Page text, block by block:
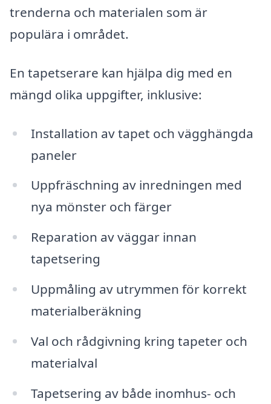
trenderna och materialen som är
populära i området.
En tapetserare kan hjälpa dig med en
mängd olika uppgifter, inklusive:
Installation av tapet och vägghängda
paneler
Uppfräschning av inredningen med
nya mönster och färger
Reparation av väggar innan
tapetsering
Uppmåling av utrymmen för korrekt
materialberäkning
Val och rådgivning kring tapeter och
materialval
Tapetsering av både inomhus- och